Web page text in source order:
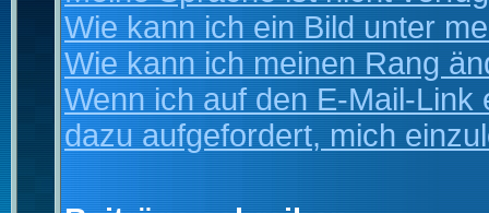
Wie kann ich ein Bild unter
Wie kann ich meinen Rang
Wenn ich auf den E-Mail-
dazu aufgefordert, mich